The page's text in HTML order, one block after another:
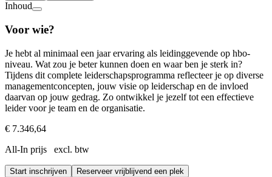
Inhoud
Voor wie?
Je hebt al minimaal een jaar ervaring als leidinggevende op hbo-
niveau. Wat zou je beter kunnen doen en waar ben je sterk in?
Tijdens dit complete leiderschapsprogramma reflecteer je op diverse
managementconcepten, jouw visie op leiderschap en de invloed
daarvan op jouw gedrag. Zo ontwikkel je jezelf tot een effectieve
leider voor je team en de organisatie.
€ 7.346,64
All-In prijs excl. btw
Start inschrijven Reserveer vrijblijvend een plek